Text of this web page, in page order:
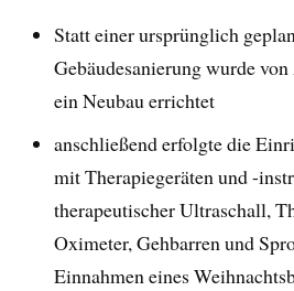
Statt einer ursprünglich
Gebäudesanierung wurde
ein Neubau errichtet
anschließend erfolgte die
mit Therapiegeräten und -
therapeutischer Ultraschall,
Oximeter, Gehbarren und
Einnahmen eines